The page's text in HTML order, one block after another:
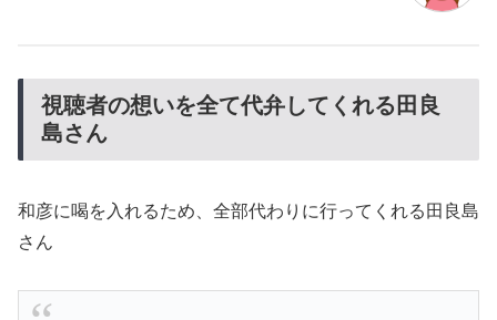
視聴者の想いを全て代弁してくれる田良
島さん
和彦に喝を入れるため、全部代わりに行ってくれる田良島
さん